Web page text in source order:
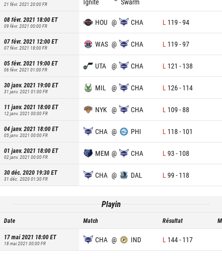
21 févr. 2021 20:00FR
08 févr. 2021 18:00ET
09 févr. 2021 00:00FR HOU @ CHA L 119 -94
07 févr. 2021 12:00ET
07 févr. 2021 18:00FR WAS @ CHA L 119 -97
05 févr. 2021 19:00ET
06 févr. 2021 01:00FR UTA @ CHA L 121 - 138
30 janv. 2021 19:00ET
31 janv. 2021 01:00FR MIL @ CHA L 126- 114
11 janv. 2021 18:00ET
12 janv. 2021 00:00FR NYK @ CHA L 109 -88
04 janv. 2021 18:00ET
05 janv. 2021 00:00FR CHA @ PHI L 118 - 101
01 janv. 2021 18:00ET
02 janv. 2021 00:00FR MEM @ CHA L 93 - 108
30 déc. 2020 19:30ET
31 déc. 2020 01:30FR CHA @ DAL L 99 - 118
Playin
Date Match Résultat
17 mai 2021 18:00ET
18 mai 2021 00:00FR CHA @ IND L 144- 117